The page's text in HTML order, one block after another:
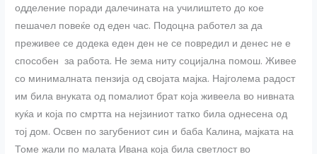
одделение поради далечината на училиштето до кое
пешачел повеќе од еден час. Подоцна работел за да
преживее се додека еден ден не се повредил и денес не е
способен за работа. Не зема ниту социјална помош. Живее
со минималната пензија од својата мајка. Најголема радост
им била внуката од помалиот брат која живеела во нивната
куќа и која по смртта на нејзиниот татко била однесена од
тој дом. Освен по загубениот син и баба Калина, мајката на
Томе жали по малата Ивана која била светлост во